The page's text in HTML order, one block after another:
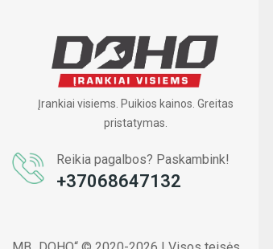
Įrankiai visiems. Puikios kainos. Greitas
pristatymas.
Reikia pagalbos? Paskambink!
+37068647132